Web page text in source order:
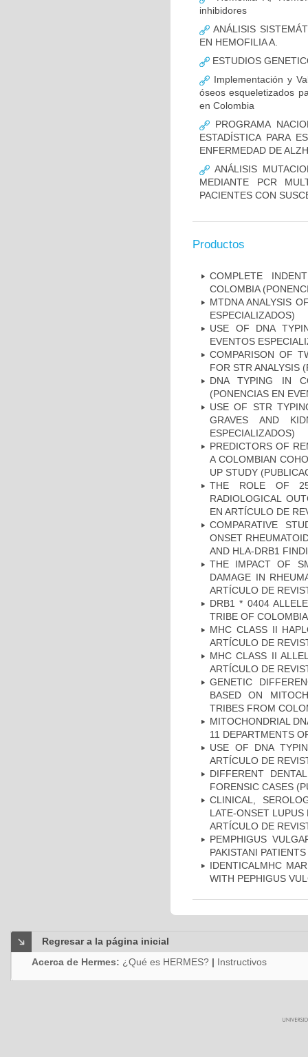
inhibidores
ANÁLISIS
EN HEMOFILIA A.
ESTUDIOS
Implementación y
óseos esqueletizados
en Colombia
PROGRAMA
ESTADÍSTICA PARA
ENFERMEDAD DE
ANÁLISIS
MEDIANTE PCR
PACIENTES CON
Productos
COMPLETE
COLOMBIA
MTDNA ANALYSIS
ESPECIALIZADOS)
USE OF DNA
EVENTOS
COMPARISON OF
FOR STR ANALYSIS
DNA TYPING IN
(PONENCIAS EN
USE OF STR
GRAVES AND
ESPECIALIZADOS)
PREDICTORS OF
A COLOMBIAN
UP STUDY
THE ROLE OF
RADIOLOGICAL
EN ARTÍCULO DE
COMPARATIVE
ONSET
AND HLA-DRB1
THE IMPACT OF
DAMAGE IN
ARTÍCULO DE
DRB1 * 0404
TRIBE OF
MHC CLASS II
ARTÍCULO DE
MHC CLASS II
ARTÍCULO DE
GENETIC
BASED ON
TRIBES FROM
MITOCHONDRIAL
11 DEPARTMENTS
USE OF DNA
ARTÍCULO DE
DIFFERENT
FORENSIC CASES
CLINICAL,
LATE-ONSET
ARTÍCULO DE
PEMPHIGUS
PAKISTANI
IDENTICALMHC
WITH PEPHIGUS
Regresar a la página inicial
Acerca de Hermes: ¿Qué es HERMES? | Instructivos